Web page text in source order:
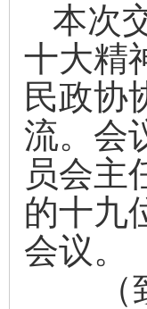
本次
十大精
民政协
流。会
员会主
的十九
会议。